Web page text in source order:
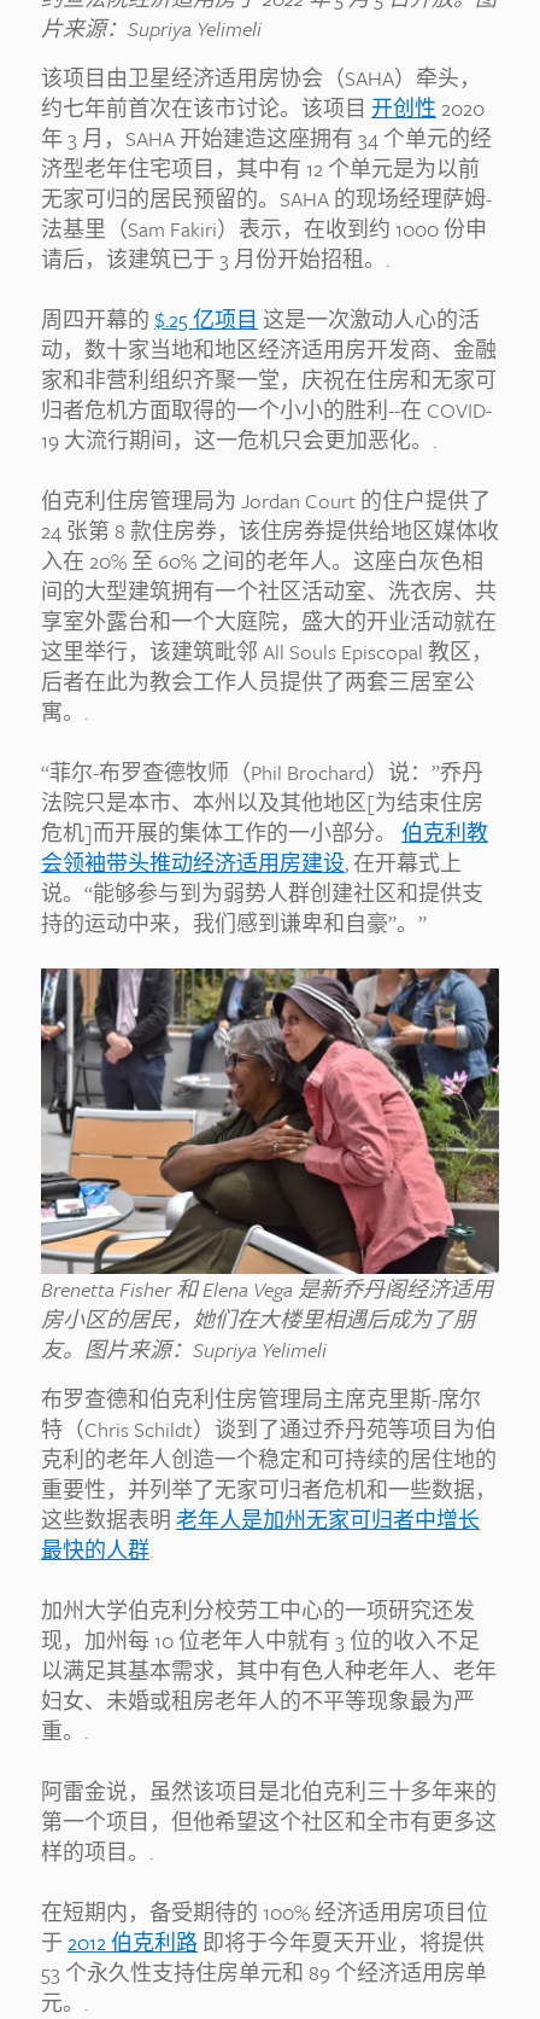
片来源：Supriya Yelimeli
该项目由卫星经济适用房协会（SAHA）牵头，
约七年前首次在该市讨论。该项目 开创性 2020
年 3 月，SAHA 开始建造这座拥有 34 个单元的经
济型老年住宅项目，其中有 12 个单元是为以前
无家可归的居民预留的。SAHA 的现场经理萨姆-
法基里（Sam Fakiri）表示，在收到约 1000 份申
请后，该建筑已于 3 月份开始招租。.
周四开幕的 $.25 亿项目 这是一次激动人心的活
动，数十家当地和地区经济适用房开发商、金融
家和非营利组织齐聚一堂，庆祝在住房和无家可
归者危机方面取得的一个小小的胜利--在 COVID-
19 大流行期间，这一危机只会更加恶化。.
伯克利住房管理局为 Jordan Court 的住户提供了
24 张第 8 款住房券，该住房券提供给地区媒体收
入在 20% 至 60% 之间的老年人。这座白灰色相
间的大型建筑拥有一个社区活动室、洗衣房、共
享室外露台和一个大庭院，盛大的开业活动就在
这里举行，该建筑毗邻 All Souls Episcopal 教区，
后者在此为教会工作人员提供了两套三居室公
寓。.
“菲尔-布罗查德牧师（Phil Brochard）说：”乔丹
法院只是本市、本州以及其他地区[为结束住房
危机]而开展的集体工作的一小部分。 伯克利教
会领袖带头推动经济适用房建设, 在开幕式上
说。“能够参与到为弱势人群创建社区和提供支
持的运动中来，我们感到谦卑和自豪”。”
Brenetta Fisher 和 Elena Vega 是新乔丹阁经济适用
房小区的居民，她们在大楼里相遇后成为了朋
友。图片来源：Supriya Yelimeli
布罗查德和伯克利住房管理局主席克里斯-席尔
特（Chris Schildt）谈到了通过乔丹苑等项目为伯
克利的老年人创造一个稳定和可持续的居住地的
重要性，并列举了无家可归者危机和一些数据，
这些数据表明 老年人是加州无家可归者中增长
最快的人群.
加州大学伯克利分校劳工中心的一项研究还发
现，加州每 10 位老年人中就有 3 位的收入不足
以满足其基本需求，其中有色人种老年人、老年
妇女、未婚或租房老年人的不平等现象最为严
重。.
阿雷金说，虽然该项目是北伯克利三十多年来的
第一个项目，但他希望这个社区和全市有更多这
样的项目。.
在短期内，备受期待的 100% 经济适用房项目位
于 2012 伯克利路 即将于今年夏天开业，将提供
53 个永久性支持住房单元和 89 个经济适用房单
元。.